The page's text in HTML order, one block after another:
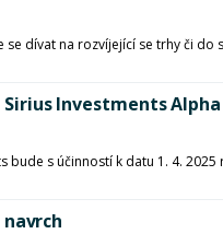
dívat na rozvíjející se trhy či
Investments Alpha
s účinností k datu 1. 4.